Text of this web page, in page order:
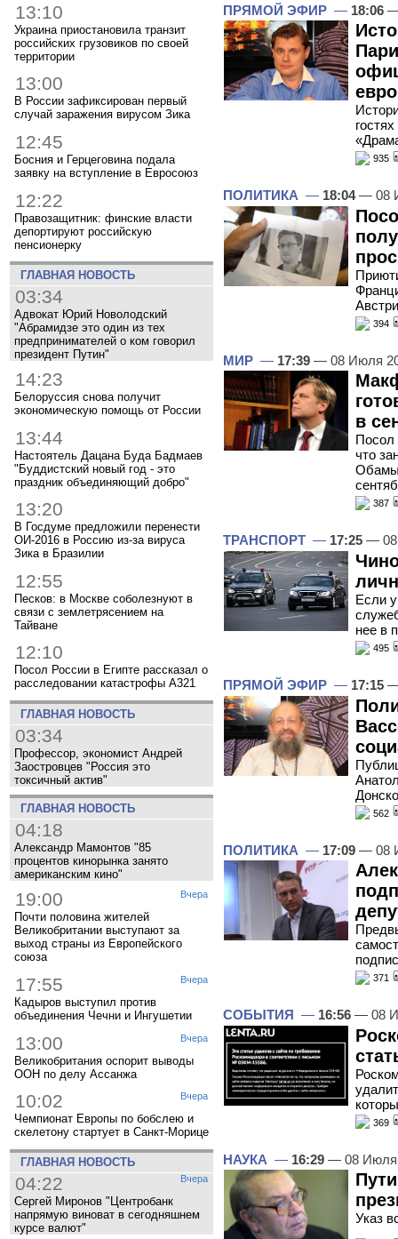
13:10
Украина приостановила транзит
российских грузовиков по своей
территории
13:00
В России зафиксирован первый
случай заражения вирусом Зика
12:45
Босния и Герцеговина подала
заявку на вступление в Евросоюз
12:22
Правозащитник: финские власти
депортируют российскую
пенсионерку
ГЛАВНАЯ НОВОСТЬ
03:34
Адвокат Юрий Новолодский
"Абрамидзе это один из тех
предпринимателей о ком говорил
президент Путин"
14:23
Белоруссия снова получит
экономическую помощь от России
13:44
Настоятель Дацана Буда Бадмаев
"Буддистский новый год - это
праздник объединяющий добро"
13:20
В Госдуме предложили перенести
ОИ-2016 в Россию из-за вируса
Зика в Бразилии
12:55
Песков: в Москве соболезнуют в
связи с землетрясением на
Тайване
12:10
Посол России в Египте рассказал о
расследовании катастрофы A321
ГЛАВНАЯ НОВОСТЬ
03:34
Профессор, экономист Андрей
Заостровцев "Россия это
токсичный актив"
ГЛАВНАЯ НОВОСТЬ
04:18
Александр Мамонтов "85
процентов кинорынка занято
американским кино"
Вчера
19:00
Почти половина жителей
Великобритании выступают за
выход страны из Европейского
союза
Вчера
17:55
Кадыров выступил против
объединения Чечни и Ингушетии
Вчера
13:00
Великобритания оспорит выводы
ООН по делу Ассанжа
Вчера
10:02
Чемпионат Европы по бобслею и
скелетону стартует в Санкт-Морице
ГЛАВНАЯ НОВОСТЬ
Вчера
04:22
Сергей Миронов "Центробанк
напрямую виноват в сегодняшнем
курсе валют"
ПРЯМОЙ ЭФИР — 18:06
935
ПОЛИТИКА — 18:04— 08
394
МИР — 17:39 — 08 Июля
в
что
Обамы
387
ТРАНСПОРТ — 17:25 —
Если
нее в
495
ПРЯМОЙ ЭФИР — 17:15
562
ПОЛИТИКА — 17:09 — 08
371
СОБЫТИЯ — 16:56 — 08
369
НАУКА — 16:29 — 08 Июля
Указ